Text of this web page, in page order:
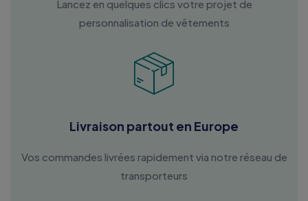
Lancez en quelques clics votre projet de
personnalisation de vêtements
Livraison partout en Europe
Vos commandes livrées rapidement via notre réseau de
transporteurs